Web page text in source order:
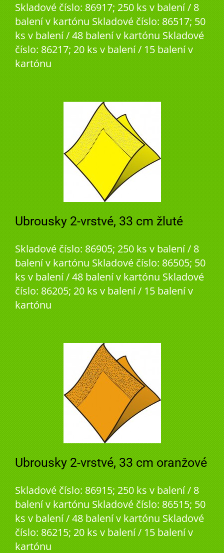
Skladové číslo: 86917; 250 ks v balení / 8
balení v kartónu Skladové číslo: 86517; 50
ks v balení / 48 balení v kartónu Skladové
číslo: 86217; 20 ks v balení / 15 balení v
kartónu
Ubrousky 2-vrstvé, 33 cm žluté
Skladové číslo: 86905; 250 ks v balení / 8
balení v kartónu Skladové číslo: 86505; 50
ks v balení / 48 balení v kartónu Skladové
číslo: 86205; 20 ks v balení / 15 balení v
kartónu
Ubrousky 2-vrstvé, 33 cm oranžové
Skladové číslo: 86915; 250 ks v balení / 8
balení v kartónu Skladové číslo: 86515; 50
ks v balení / 48 balení v kartónu Skladové
číslo: 86215; 20 ks v balení / 15 balení v
kartónu